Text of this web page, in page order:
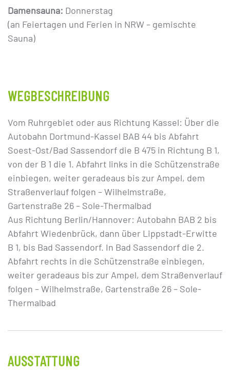
Damensauna: Donnerstag
(an Feiertagen und Ferien in NRW – gemischte
Sauna)
WEGBESCHREIBUNG
Vom Ruhrgebiet oder aus Richtung Kassel: Über die
Autobahn Dortmund-Kassel BAB 44 bis Abfahrt
Soest-Ost/Bad Sassendorf die B 475 in Richtung B 1,
von der B 1 die 1. Abfahrt links in die Schützenstraße
einbiegen, weiter geradeaus bis zur Ampel, dem
Straßenverlauf folgen – Wilhelmstraße,
Gartenstraße 26 – Sole-Thermalbad
Aus Richtung Berlin/Hannover: Autobahn BAB 2 bis
Abfahrt Wiedenbrück, dann über Lippstadt-Erwitte
B 1, bis Bad Sassendorf. In Bad Sassendorf die 2.
Abfahrt rechts in die Schützenstraße einbiegen,
weiter geradeaus bis zur Ampel, dem Straßenverlauf
folgen – Wilhelmstraße, Gartenstraße 26 – Sole-
Thermalbad
AUSSTATTUNG